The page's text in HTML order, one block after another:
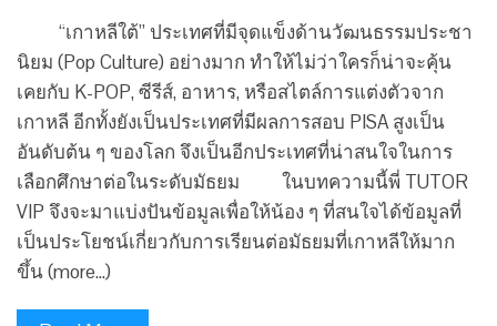
“เกาหลีใต้” ประเทศที่มีจุดแข็งด้านวัฒนธรรมประชา
นิยม (Pop Culture) อย่างมาก ทำให้ไม่ว่าใครก็น่าจะคุ้น
เคยกับ K-POP, ซีรีส์, อาหาร, หรือสไตล์การแต่งตัวจาก
เกาหลี อีกทั้งยังเป็นประเทศที่มีผลการสอบ PISA สูงเป็น
อันดับต้น ๆ ของโลก จึงเป็นอีกประเทศที่น่าสนใจในการ
เลือกศึกษาต่อในระดับมัธยม ในบทความนี้พี่ TUTOR
VIP จึงจะมาแบ่งปันข้อมูลเพื่อให้น้อง ๆ ที่สนใจได้ข้อมูลที่
เป็นประโยชน์เกี่ยวกับการเรียนต่อมัธยมที่เกาหลีให้มาก
ขึ้น (more…)